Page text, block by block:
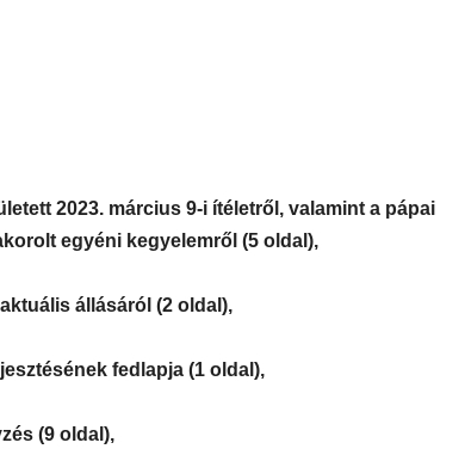
2023. március 9-i ítéletről, valamint a pápai
egyéni kegyelemről (5 oldal),
állásáról (2 oldal),
fedlapja (1 oldal),
(9 oldal),